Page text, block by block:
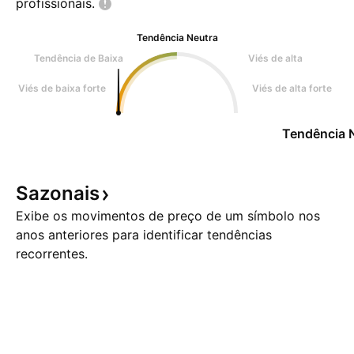
profissionais.
Tendência Neutra
Tendência de Baixa
Viés de alta
Viés de baixa forte Viés de alta forte
Tendência
Sazonais
Exibe os movimentos de preço de um símbolo nos
anos anteriores para identificar tendências
recorrentes.